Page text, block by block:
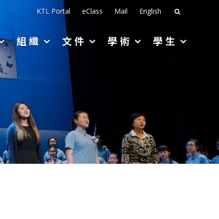
KTL Portal eClass Mail English
搜
組織 文件 學術 學生